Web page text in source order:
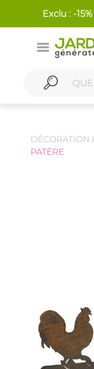
Exclu : -
DÉCORATION
PATÈRE